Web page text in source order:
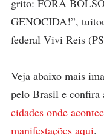
grito: FORA
GENOCIDA!”,
federal Vivi Reis
Veja abaixo mais
pelo Brasil e confira
cidades onde
manifestações aqui.